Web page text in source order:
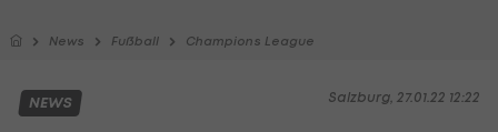
News Fußball Champions League
Salzburg, 27.01.22 12:22
NEWS